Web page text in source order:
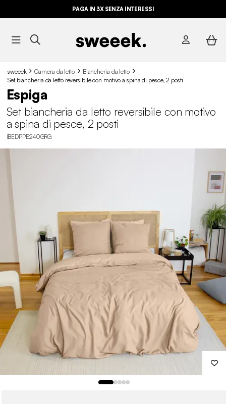
PAGA IN 3X SENZA INTERESSI
sweeek Camera da letto
Biancheria da letto
Set biancheria da letto reversibile con motivo a spina di pesce, 2 posti
Espiga
Set biancheria da letto reversibile con motivo
a spina di pesce, 2 posti
IBEDPPE240GRG